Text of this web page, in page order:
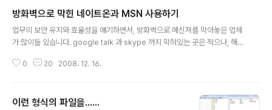
방화벽으로 막힌 네이트온과 MSN 사용하기
업무의 보안 유지와 효율성을 얘기하면서, 방화벽으로 메신져를 막아놓은 업체
가 많이들 있습니다. google talk 과 skype 까지 막혀있는 곳은 적으나, 해당
MSN 메신져가 많이 아쉽습니다. 보통 방화벽을 뚫는 방법으로... http-tunnel
겠습니다. 1. 먼저 vidalia(프록시)를 이용하는 방법입니다. 사내 프록시가 있다
0 20 2008. 12. 16.
이런 형식의 파일을......